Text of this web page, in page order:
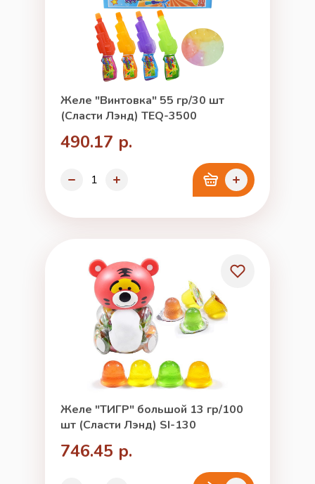
Желе "Винтовка" 55 гр/30 шт
(Сласти Лэнд) TEQ-3500
490.17 р.
Желе "ТИГР" большой 13 гр/100
шт (Сласти Лэнд) SI-130
746.45 р.